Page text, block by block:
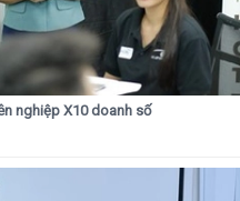
nghiệp X10 doanh số